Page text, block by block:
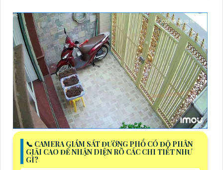
📞 CAMERA GIÁM SÁT ĐƯỜNG PHỐ CÓ ĐỘ PHÂN
GIẢI CAO ĐỂ NHẬN DIỆN RÕ CÁC CHI TIẾT NHƯ
GÌ?